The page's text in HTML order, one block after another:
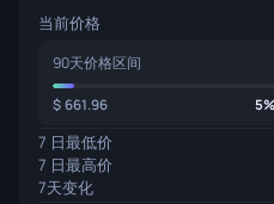
当前价格
90天价格区间
661.96 5%
7 日最低价
7 日最高价
7天变化